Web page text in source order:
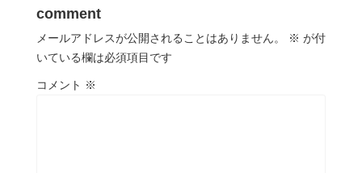
comment
メールアドレスが公開されることはありません。 ※ が付
いている欄は必須項目です
コメント ※